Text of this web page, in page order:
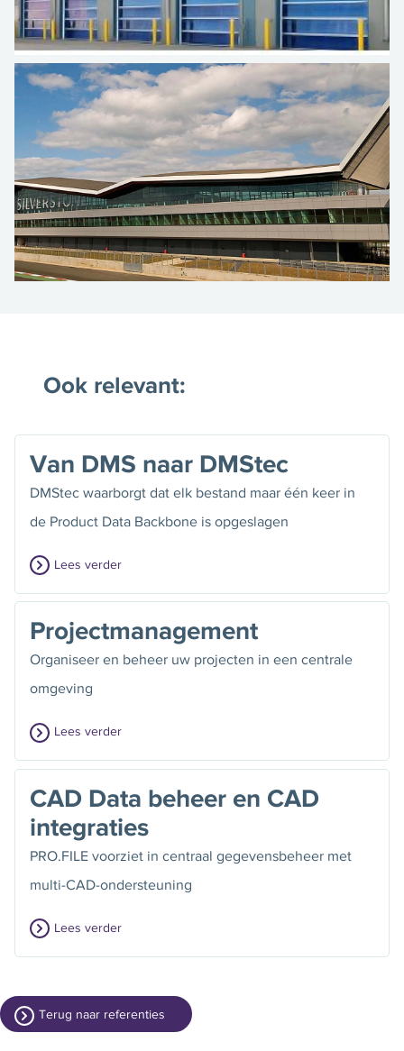
Ook relevant:
Van DMS naar DMStec
DMStec waarborgt dat elk bestand maar één keer in
de Product Data Backbone is opgeslagen
Lees verder
Projectmanagement
Organiseer en beheer uw projecten in een centrale
omgeving
Lees verder
CAD Data beheer en CAD
integraties
PRO.FILE voorziet in centraal gegevensbeheer met
multi-CAD-ondersteuning
Lees verder
Terug naar referenties